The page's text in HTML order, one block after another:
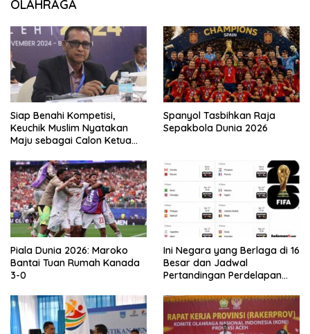
OLAHRAGA
Siap Benahi Kompetisi,
Keuchik Muslim Nyatakan
Maju sebagai Calon Ketua
Spanyol Tasbihkan Raja
Sepakbola Dunia 2026
Piala Dunia 2026: Maroko
Bantai Tuan Rumah Kanada
3-0
Ini Negara yang Berlaga di 16
Besar dan Jadwal
Pertandingan Perdelapan